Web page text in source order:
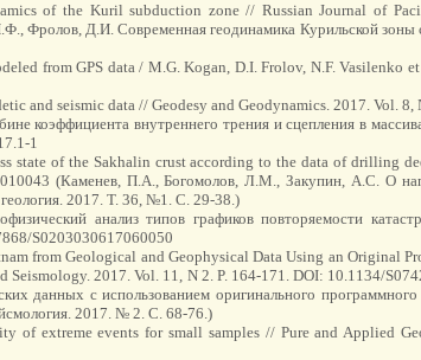
of the Kuril subduction zone // Russian Journal of
Фролов, Д.И. Современная геодинамика Курильской зоны
from GPS data / M.G. Kogan, D.I. Frolov, N.F. Vasilenko
and seismic data // Geodesy and Geodynamics. 2017. Vol.
коэффициента внутреннего трения и сцепления в
1
state of the Sakhalin crust according to the data of drilling
(Каменев, П.А., Богомолов, Л.М., Закупин, А.С. О
2017. Т. 36, №1. С. 29-38.)
анализ типов графиков повторяемости
S0203030617060050
from Geological and Geophysical Data Using an Original
Seismology. 2017. Vol. 11, N 2. P. 164-171. DOI: 10.1134/
данных с использованием оригинального
2017. № 2. С. 68-76.)
of extreme events for small samples // Pure and Applied